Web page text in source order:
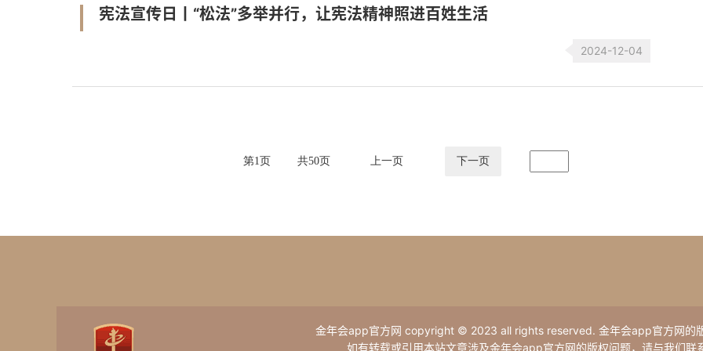
宪法宣传日丨“松法”多举并行，让宪法精神照进百姓生活
2024-12-04
第1页 共50页 上一页 下一页
金年会app官方网 copyright © 2023 all rights reserved. 金年会app官方网的
如有转载或引用本站文章涉及金年会app官方网的版权问题，请与我们联